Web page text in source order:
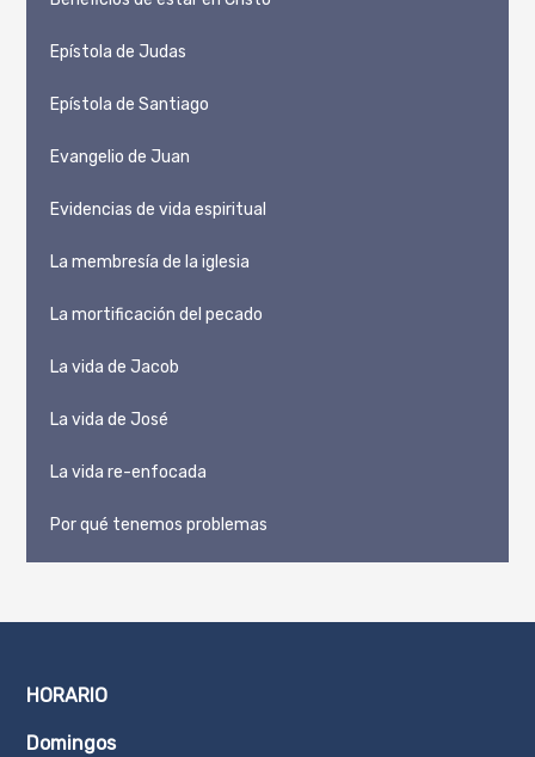
Epístola de Judas
Epístola de Santiago
Evangelio de Juan
Evidencias de vida espiritual
La membresía de la iglesia
La mortificación del pecado
La vida de Jacob
La vida de José
La vida re-enfocada
Por qué tenemos problemas
HORARIO
Domingos